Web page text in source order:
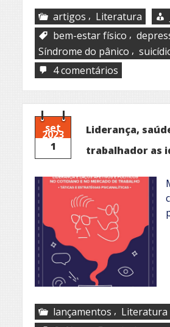
artigos , Literatura
bem-estar físico ,
Síndrome do pânico ,
4 comentários
O
pilar
da
emocional
set
2023
1
Liderança,
trabalhador as
lançamentos , Literatura